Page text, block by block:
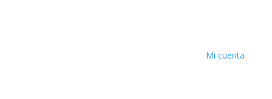
Mi cuenta